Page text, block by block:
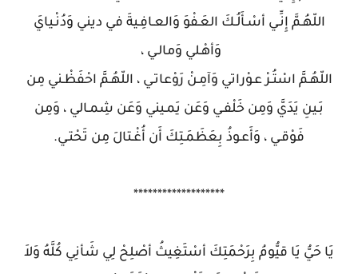
اللّهُـمَّ إِنِّـي أسْـأَلُـكَ العَـفْوَ وَالعـافِـيةَ في ديني وَدُنْـيايَ
وَأهْـلي وَمالـي ،
اللّهُـمَّ اسْتُـرْ عـوْراتي وَآمِـنْ رَوْعاتـي ، اللّهُـمَّ احْفَظْـني مِن
بَـينِ يَدَيَّ وَمِن خَلْفـي وَعَن يَمـيني وَعَن شِمـالي ، وَمِن
فَوْقـي ، وَأَعـوذُ بِعَظَمَـتِكَ أَن أُغْـتالَ مِن تَحْتـي.
*******************
يَا حَيُّ يَا قيُّومُ بِرَحْمَتِكَ أسْتَغِيثُ أصْلِحْ لِي شَأنِي كُلَّهُ وَلاَ